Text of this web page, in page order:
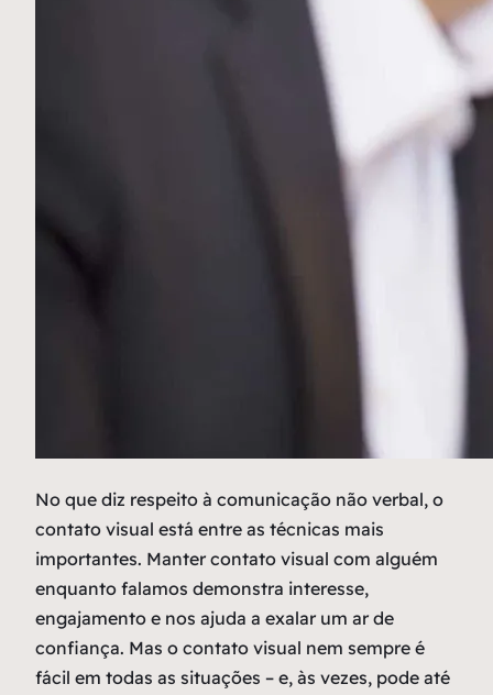
No que diz respeito à comunicação não verbal, o
contato visual está entre as técnicas mais
importantes. Manter contato visual com alguém
enquanto falamos demonstra interesse,
engajamento e nos ajuda a exalar um ar de
confiança. Mas o contato visual nem sempre é
fácil em todas as situações – e, às vezes, pode até